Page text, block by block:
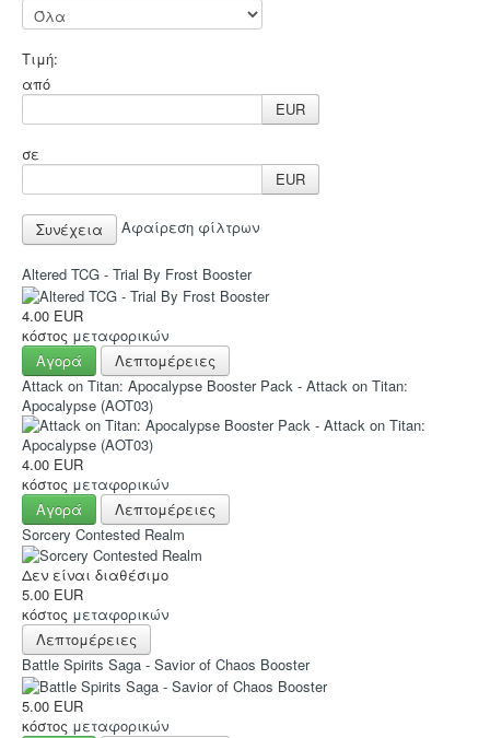
Deco & Ένδυση
Hot Deals!
Αρχική σελίδα
Τιμή:
από
EUR
σε
EUR
Αφαίρεση φίλτρων
Altered TCG - Trial By Frost Booster
4.00 EUR
κόστος μεταφορικών
Αγορά
Λεπτομέρειες
Attack on Titan: Apocalypse Booster Pack - Attack on Titan:
Apocalypse (AOT03)
4.00 EUR
κόστος μεταφορικών
Αγορά
Λεπτομέρειες
Sorcery Contested Realm
Δεν είναι διαθέσιμο
5.00 EUR
κόστος μεταφορικών
Λεπτομέρειες
Battle Spirits Saga - Savior of Chaos Booster
5.00 EUR
κόστος μεταφορικών